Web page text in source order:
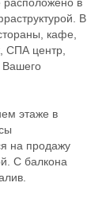
расположено в
В
кафе,
СПА центр,
Вашего
этаже в
на продажу
С балкона